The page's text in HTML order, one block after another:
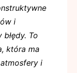
i
To
która ma
i